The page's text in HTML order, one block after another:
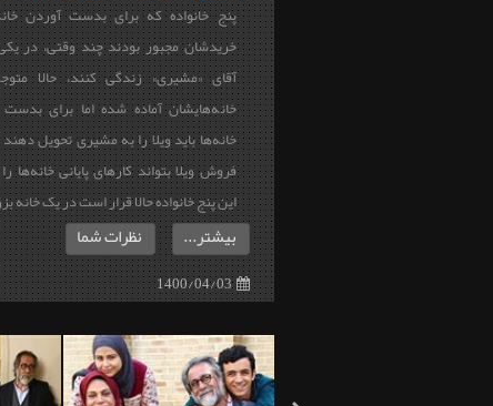
پنج خانواده که برای بدست آوردن
خریدشان مجبور بودند چند وقتی، در
آقای «مشیری» زندگی کنند، حالا
خانه‌هایشان آماده شده اما برای
خانه‌ها باید ویلا را به مشیری تحویل
فروش ویلا بتواند کارهای پایانی خانه‌ها
این پنج خانواده حالا قرار است در یک خانه
1400/04/03
بیشتر... نظرات شما